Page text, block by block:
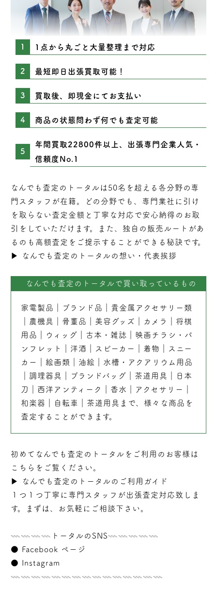
1点から丸ごと大量整理まで対応
最短即日出張買取可能！
買取後、即現金にてお支払い
商品の状態問わず何でも査定可能
年間買取22800件以上、出張専門企業人気・
信頼度No.1
なんでも査定のトータルは50名を超える各分野の専
門スタッフが在籍。どの分野でも、専門業社に引け
を取らない査定 金額と丁寧な対応で安心納得のお取
引をしていただけます。また、独自の販売ルートがあ
るのも高額査定をご提示することができる秘訣です。
▶︎
なんでも査定のトータルの想い・代表挨拶
なんでも査定のトータルで買い取っているもの
家電製品 ブランド品
貴金属アクセサリー類
農機具 骨董品 美容グッズ カメラ
将棋
用品
ウィッグ 古本 ・ 雑誌
映画チラシ・パ
ンフレット
洋酒 スピーカー 着物
スニー
カー
絵画類 油絵
水槽・アクアリウム用品
調理器具 ブランドバッグ ｜茶道用具｜
日本
刀
西洋アンティーク 香水 アクセサリー
和楽器
自転車 茶道用具 まで、様々な商品を
査定することができます。
初めてなんでも査定のトータルをご利用のお客様は
こちらをご覧ください。
▶︎
なんでも査定のトータルのご利用ガイド
１つ１つ丁寧に専門スタッフが出張査定対応致しま
す。まずは、お気軽にご相談下さい。
𓇠𓇠𓇠𓇠トータルのSNS𓇠𓇠𓇠𓇠𓇠
● Facebook ページ
●
Instagram
𓇠𓇠𓇠𓇠𓇠𓇠𓇠𓇠𓇠𓇠𓇠𓇠𓇠𓇠𓇠